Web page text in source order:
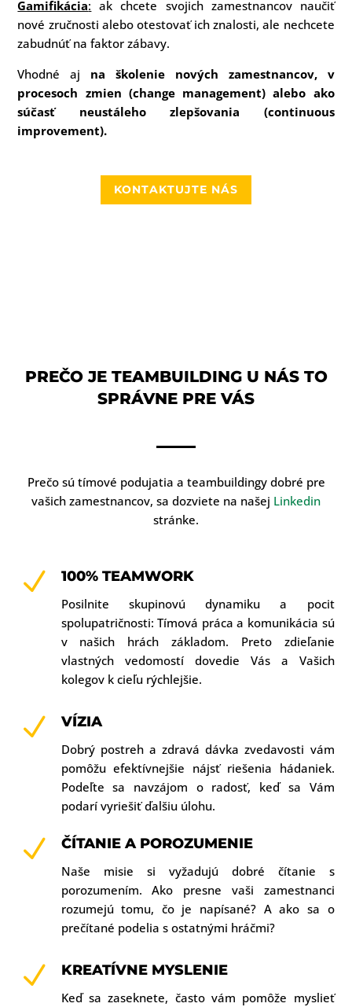
Gamifikácia: ak chcete svojich zamestnancov naučiť
nové zručnosti alebo otestovať ich znalosti, ale nechcete
zabudnúť na faktor zábavy.
Vhodné aj na školenie nových zamestnancov, v
procesoch zmien (change management) alebo ako
súčasť neustáleho zlepšovania (continuous
improvement).
KONTAKTUJTE NÁS
PREČO JE TEAMBUILDING U NÁS TO
SPRÁVNE PRE VÁS
Prečo sú tímové podujatia a teambuildingy dobré pre
vašich zamestnancov, sa dozviete na našej Linkedin
stránke.
N 100% TEAMWORK
Posilnite skupinovú dynamiku a pocit
spolupatričnosti: Tímová práca a komunikácia sú
v našich hrách základom. Preto zdieľanie
vlastných vedomostí dovedie Vás a Vašich
kolegov k cieľu rýchlejšie.
N VÍZIA
Dobrý postreh a zdravá dávka zvedavosti vám
pomôžu efektívnejšie nájsť riešenia hádaniek.
Podeľte sa navzájom o radosť, keď sa Vám
podarí vyriešiť ďalšiu úlohu.
N ČÍTANIE A POROZUMENIE
Naše misie si vyžadujú dobré čítanie s
porozumením. Ako presne vaši zamestnanci
rozumejú tomu, čo je napísané? A ako sa o
prečítané podelia s ostatnými hráčmi?
N KREATÍVNE MYSLENIE
Keď sa zaseknete, často vám pomôže myslieť